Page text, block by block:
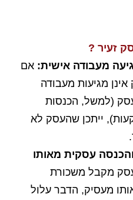
זעיר ?
מעבודה אישית: אם
מגיעות מעבודה
(למשל, הכנסות
ייתכן שהעסק לא
עסקית מאותו
מקבל משכורת
מעסיק, הדבר עלול